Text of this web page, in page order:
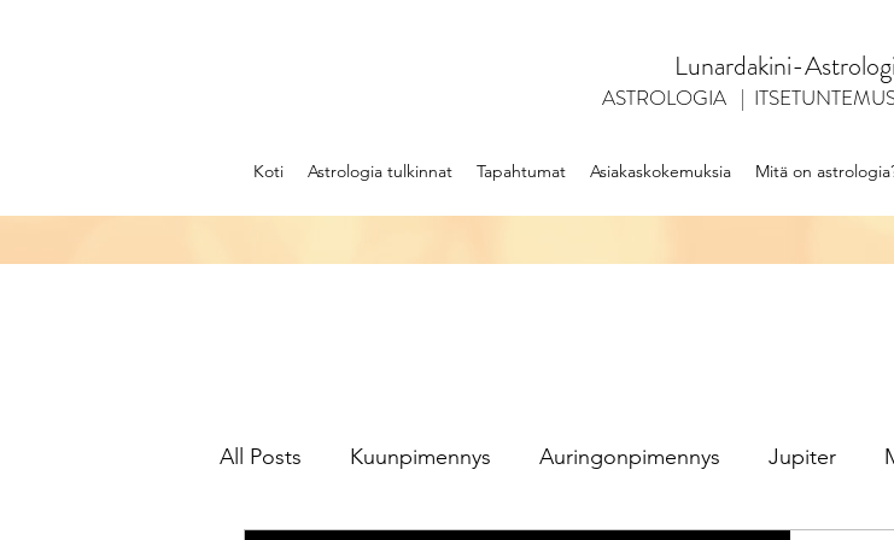
Lunardakini-
ASTROLOGIA |
Koti Astrologia tulkinnat Tapahtumat Asiakaskokemuksia Mitä on
All Posts Kuunpimennys Auringonpimennys Jupiter